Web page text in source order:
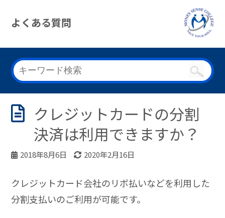
よくある質問
クレジットカードの分割
決済は利用できますか？
2018年8月6日 2020年2月16日
クレジットカード会社のリボ払いなどを利用した
分割支払いのご利用が可能です。